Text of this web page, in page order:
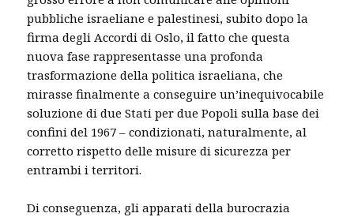
pubbliche israeliane e palestinesi, subito dopo la
firma degli Accordi di Oslo, il fatto che questa
nuova fase rappresentasse una profonda
trasformazione della politica israeliana, che
mirasse finalmente a conseguire un’inequivocabile
soluzione di due Stati per due Popoli sulla base dei
confini del 1967 – condizionati, naturalmente, al
corretto rispetto delle misure di sicurezza per
entrambi i territori.
Di conseguenza, gli apparati della burocrazia